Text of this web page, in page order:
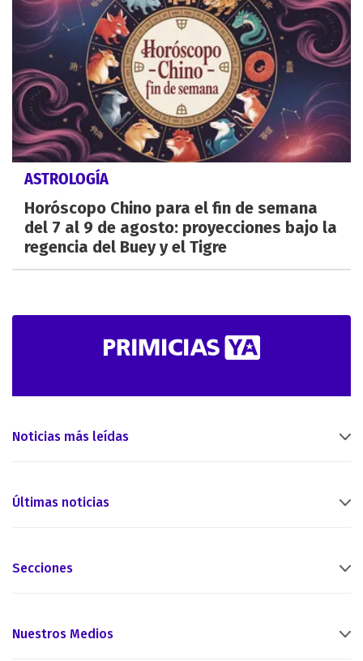
ASTROLOGÍA
Horóscopo Chino para el fin de semana
del 7 al 9 de agosto: proyecciones bajo la
regencia del Buey y el Tigre
Noticias más leídas
Últimas noticias
Secciones
Nuestros Medios